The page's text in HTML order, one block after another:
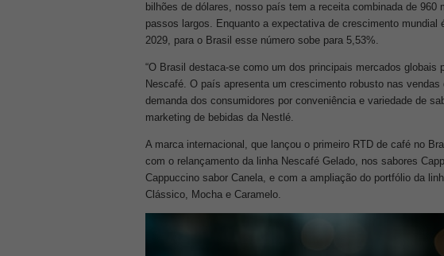
bilhões de dólares, nosso país tem a receita combinada de
passos largos. Enquanto a expectativa de crescimento mundial
2029, para o Brasil esse número sobe para 5,53%.
“O Brasil destaca-se como um dos principais mercados globais
Nescafé. O país apresenta um crescimento robusto nas
demanda dos consumidores por conveniência e variedade de
marketing de bebidas da Nestlé.
A marca internacional, que lançou o primeiro RTD de café no
com o relançamento da linha Nescafé Gelado, nos sabores
Cappuccino sabor Canela, e com a ampliação do portfólio da
Clássico, Mocha e Caramelo.